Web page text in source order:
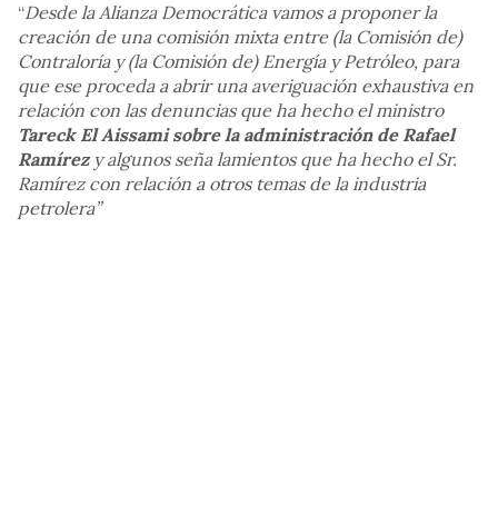
“Desde la Alianza Democrática vamos a proponer la
creación de una comisión mixta entre (la Comisión de)
Contraloría y (la Comisión de) Energía y Petróleo, para
que ese proceda a abrir una averiguación exhaustiva en
relación con las denuncias que ha hecho el ministro
Tareck El Aissami sobre la administración de Rafael
Ramírezy algunos seña lamientos que ha hecho el Sr.
Ramírez con relación a otros temas de la industria
petrolera”